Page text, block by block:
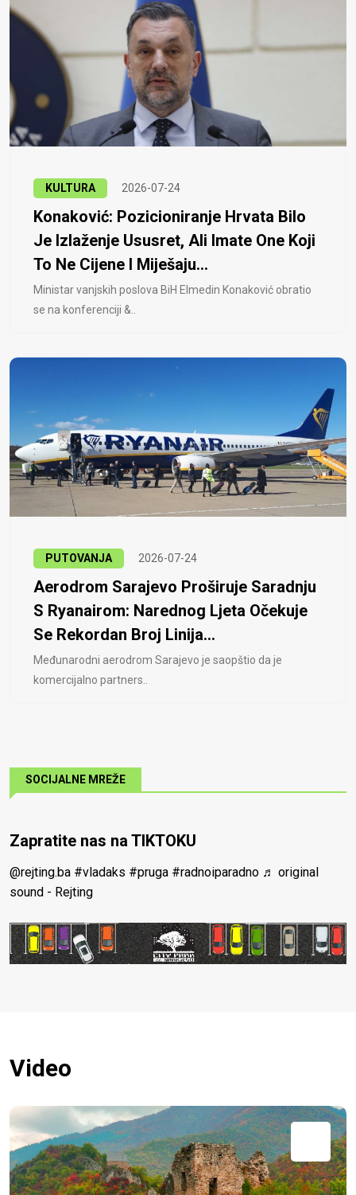
KULTURA 2026-07-24
Konaković: Pozicioniranje Hrvata Bilo
Je Izlaženje Ususret, Ali Imate One Koji
To Ne Cijene I Miješaju...
Ministar vanjskih poslova BiH Elmedin Konaković obratio
se na konferenciji &..
PUTOVANJA 2026-07-24
Aerodrom Sarajevo Proširuje Saradnju
S Ryanairom: Narednog Ljeta Očekuje
Se Rekordan Broj Linija...
Međunarodni aerodrom Sarajevo je saopštio da je
komercijalno partners..
SOCIJALNE MREŽE
Zapratite nas na TIKTOKU
@rejting.ba #vladaks #pruga #radnoiparadno ♬ original
sound - Rejting
Video